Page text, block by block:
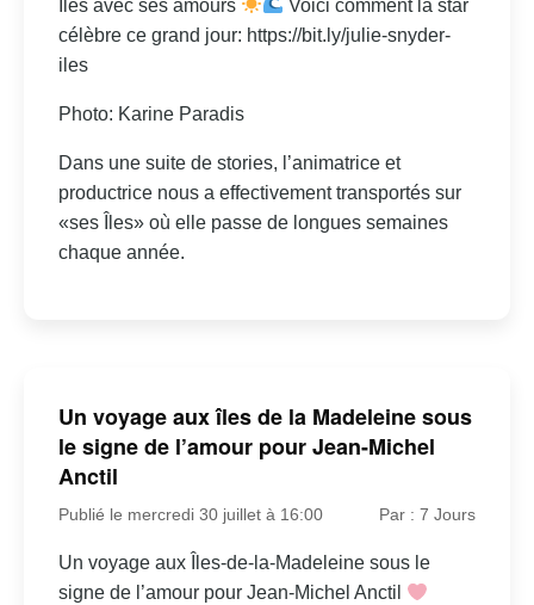
Îles avec ses amours
Voici comment la star
célèbre ce grand jour: https://bit.ly/julie-snyder-
iles
Photo: Karine Paradis
Dans une suite de stories, l’animatrice et
productrice nous a effectivement transportés sur
«ses Îles» où elle passe de longues semaines
chaque année.
Un voyage aux îles de la Madeleine sous
le signe de l’amour pour Jean-Michel
Anctil
Publié le mercredi 30 juillet à 16:00 Par : 7 Jours
Un voyage aux Îles-de-la-Madeleine sous le
signe de l’amour pour Jean-Michel Anctil